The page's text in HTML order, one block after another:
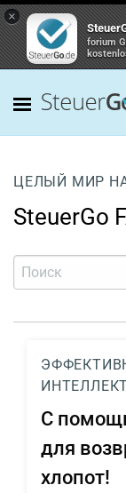
×
forium
ЦЕЛЫЙ МИР
SteuerGo
С
для
хлопот!